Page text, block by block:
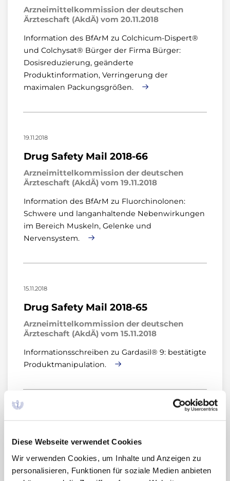
Diese Webseite verwendet Cookies
Wir verwenden Cookies, um Inhalte und Anzeigen zu
personalisieren, Funktionen für soziale Medien anbieten
Arzneimittelkommission der deutschen
Ärzteschaft (AkdÄ) vom 20.11.2018
Information des BfArM zu Colchicum-Dispert®
und Colchysat® Bürger der Firma Bürger:
Dosisreduzierung, geänderte
Produktinformation, Verringerung der
maximalen Packungsgrößen.
19.11.2018
Drug Safety Mail 2018-66
Arzneimittelkommission der deutschen
Ärzteschaft (AkdÄ) vom 19.11.2018
Information des BfArM zu Fluorchinolonen:
Schwere und langanhaltende Nebenwirkungen
im Bereich Muskeln, Gelenke und
Nervensystem.
15.11.2018
Drug Safety Mail 2018-65
Arzneimittelkommission der deutschen
Ärzteschaft (AkdÄ) vom 15.11.2018
Informationsschreiben zu Gardasil® 9: bestätigte
Produktmanipulation.
Ärzteschaft (AkdÄ) vom 09.11.2018
Rote-Hand-Brief zu Valproat: Neue